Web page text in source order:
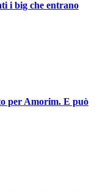
i big che entrano
per Amorim. E può